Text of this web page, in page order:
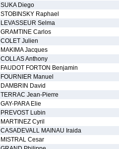
SUKA Diego
STOBINSKY Raphael
LEVASSEUR Selma
GRAMTINE Carlos
COLET Julien
MAKIMA Jacques
COLLAS Anthony
FAUDOT FORTON Benjamin
FOURNIER Manuel
DAMBRIN David
TERRAC Jean-Pierre
GAY-PARA Elie
PREVOST Lubin
MARTINEZ Cyril
CASADEVALL MAINAU Iraida
MISTRAL Cesar